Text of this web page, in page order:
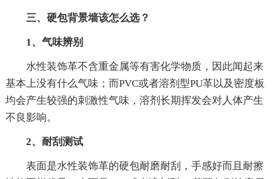
三、硬包背景墙该怎么选？
1、气味辨别
水性装饰革不含重金属等有害化学物质，因此闻起来
基本上没有什么气味；而PVC或者溶剂型PU革以及密度板
均会产生较强的刺激性气味，溶剂长期挥发会对人体产生
不良影响。
2、耐刮测试
表面是水性装饰革的硬包耐磨耐刮，手感好而且耐擦